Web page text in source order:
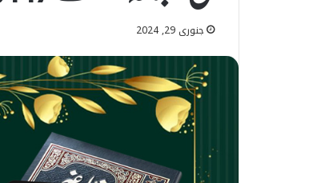
جنوری 29, 2024